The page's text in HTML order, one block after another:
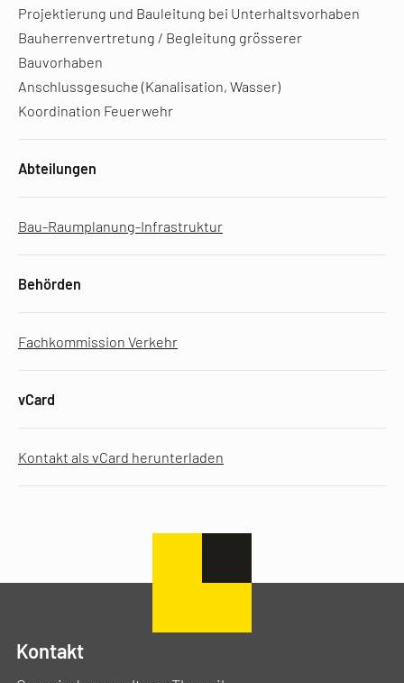
Projektierung und Bauleitung bei Unterhaltsvorhaben
Bauherrenvertretung / Begleitung grösserer
Bauvorhaben
Anschlussgesuche (Kanalisation, Wasser)
Koordination Feuerwehr
Abteilungen
Bau-Raumplanung-Infrastruktur
Behörden
Fachkommission Verkehr
vCard
Kontakt als vCard herunterladen
Kontakt